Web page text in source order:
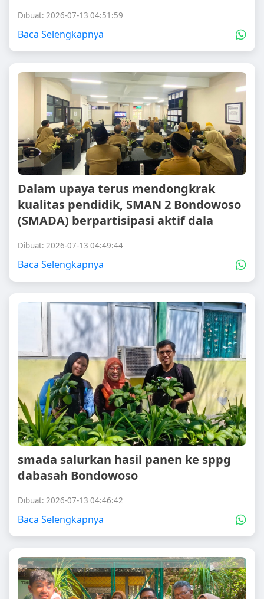
Dibuat: 2026-07-13 04:51:59
Baca Selengkapnya
Dalam upaya terus mendongkrak
kualitas pendidik, SMAN 2 Bondowoso
(SMADA) berpartisipasi aktif dala
Dibuat: 2026-07-13 04:49:44
Baca Selengkapnya
smada salurkan hasil panen ke sppg
dabasah Bondowoso
Dibuat: 2026-07-13 04:46:42
Baca Selengkapnya